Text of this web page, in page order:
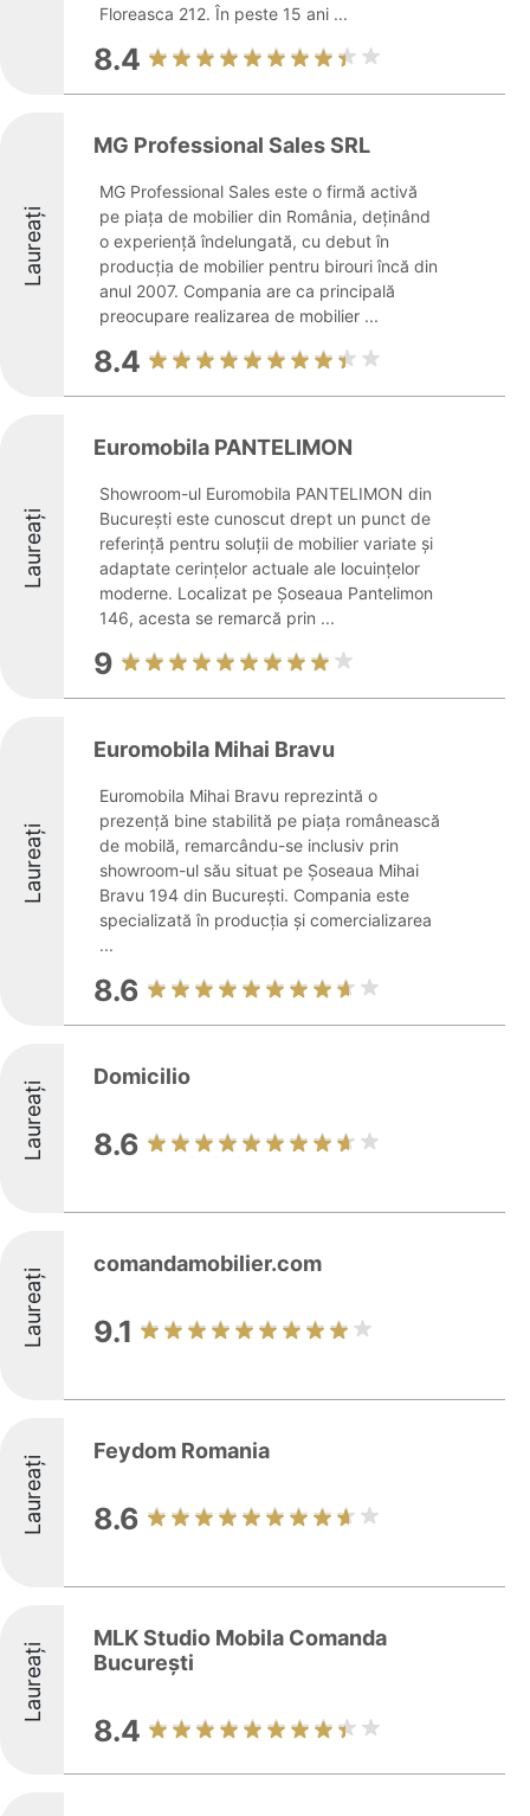
Floreasca 212. În peste 15 ani ...
8.4
Laureați
MG Professional Sales SRL
MG Professional Sales este o firmă activă
pe piața de mobilier din România, deținând
o experiență îndelungată, cu debut în
producția de mobilier pentru birouri încă din
anul 2007. Compania are ca principală
preocupare realizarea de mobilier ...
8.4
Laureați
Euromobila PANTELIMON
Showroom-ul Euromobila PANTELIMON din
București este cunoscut drept un punct de
referință pentru soluții de mobilier variate şi
adaptate cerințelor actuale ale locuințelor
moderne. Localizat pe Șoseaua Pantelimon
146, acesta se remarcă prin ...
9
Laureați
Euromobila Mihai Bravu
Euromobila Mihai Bravu reprezintă o
prezență bine stabilită pe piața românească
de mobilă, remarcându-se inclusiv prin
showroom-ul său situat pe Șoseaua Mihai
Bravu 194 din București. Compania este
specializată în producția și comercializarea
...
8.6
Laureați
Domicilio
8.6
Laureați
comandamobilier.com
9.1
Laureați
Feydom Romania
8.6
Laureați
MLK Studio Mobila Comanda
București
8.4